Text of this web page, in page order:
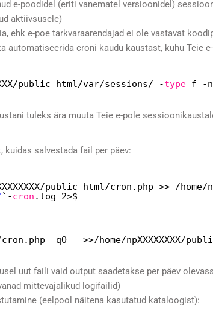
e-poodidel (eriti vanematel versioonidel)
aktiivsusele)
ehk e-poe tarkvaraarendajad ei ole vastavat
automatiseerida croni kaudu kaustast, kuhu Teie
public_html/var/sessions/ -type f -
tuleks ära muuta Teie e-pole
kuidas salvestada fail per päev:
public_html/cron .php >> /home/
`-cron .log 2>$
.php -qO - >>/home/npXXXXXXXX/
uut faili vaid output saadetakse per päev
mittevajalikud logifailid)
(eelpool näitena kasutatud kataloogist):